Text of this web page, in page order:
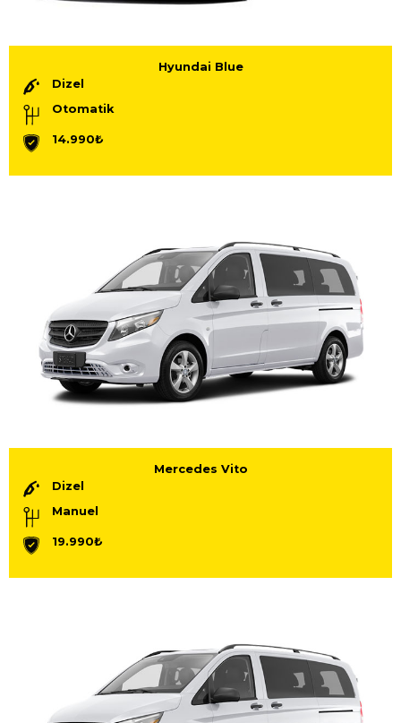
Hyundai Blue
Dizel
Otomatik
14.990₺
Mercedes Vito
Dizel
Manuel
19.990₺